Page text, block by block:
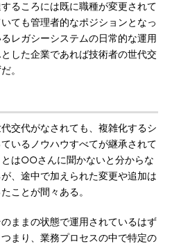
るころには既に職種が変更されて
ても管理者的なポジションとなっ
レガシーシステムの日常的な運用
した企業であれば技術者の世代交
。
交代がなされても、複雑化するシ
いるノウハウすべてが継承されて
は○○さんに聞かないと分からな
、途中で加えられた変更や追加は
ことが間々ある。
ままの状態で運用されているはず
まり、業務プロセスの中で特定の